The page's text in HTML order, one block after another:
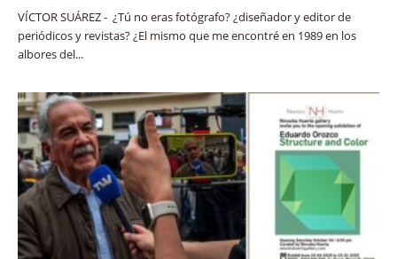
VÍCTOR SUÁREZ - ¿Tú no eras fotógrafo? ¿diseñador y editor de
periódicos y revistas? ¿El mismo que me encontré en 1989 en los
albores del...